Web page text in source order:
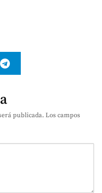
publicada. Los campos